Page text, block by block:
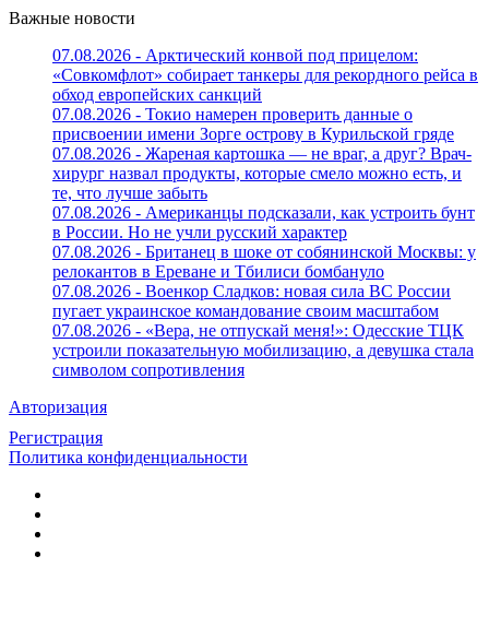
Важные новости
07.08.2026 - Арктический конвой под прицелом:
«Совкомфлот» собирает танкеры для рекордного рейса в
обход европейских санкций
07.08.2026 - Токио намерен проверить данные о
присвоении имени Зорге острову в Курильской гряде
07.08.2026 - Жареная картошка — не враг, а друг? Врач-
хирург назвал продукты, которые смело можно есть, и
те, что лучше забыть
07.08.2026 - Американцы подсказали, как устроить бунт
в России. Но не учли русский характер
07.08.2026 - Британец в шоке от собянинской Москвы: у
релокантов в Ереване и Тбилиси бомбануло
07.08.2026 - Военкор Сладков: новая сила ВС России
пугает украинское командование своим масштабом
07.08.2026 - «Вера, не отпускай меня!»: Одесские ТЦК
устроили показательную мобилизацию, а девушка стала
символом сопротивления
Авторизация
Регистрация
Политика конфиденциальности